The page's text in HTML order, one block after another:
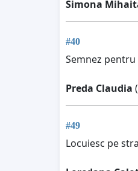
Simona
#40
Semnez
Preda Claudia
#49
Locuiesc pe